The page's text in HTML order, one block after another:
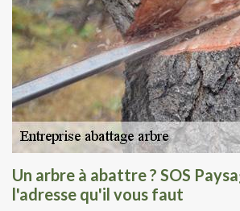
Un arbre à abattre ? SOS
l'adresse qu'il vous faut